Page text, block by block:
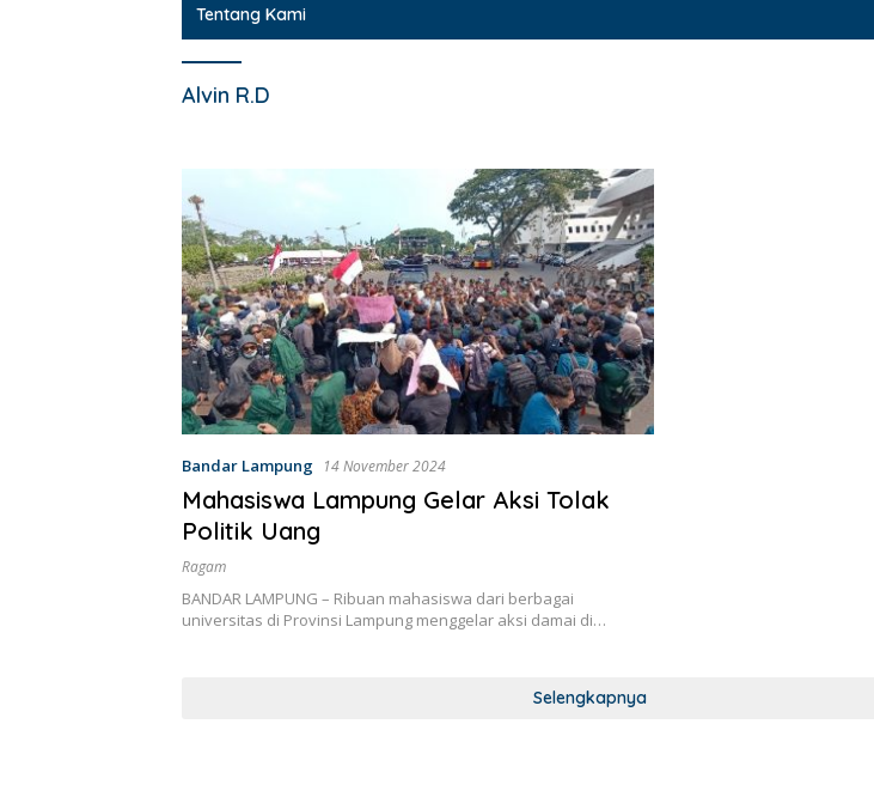
Tentang Kami
Alvin R.D
Bandar Lampung 14 November 2024
Mahasiswa Lampung Gelar Aksi Tolak
Politik Uang
Ragam
BANDAR LAMPUNG – Ribuan mahasiswa dari berbagai
universitas di Provinsi Lampung menggelar aksi damai di…
Selengkapnya